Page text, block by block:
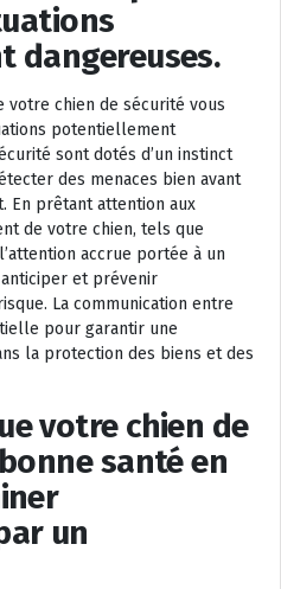
dangereuses.
votre chien de sécurité vous
potentiellement
sont dotés d’un instinct
des menaces bien avant
En prêtant attention aux
de votre chien, tels que
accrue portée à un
et prévenir
La communication entre
pour garantir une
la protection des biens et des
votre chien de
santé en
un